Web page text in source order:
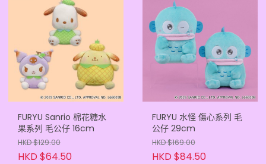
FURYU Sanrio 棉花糖水
果系列 毛公仔 16cm
HKD $129.00
HKD $64.50
FURYU 水怪 傷心系列 毛
公仔 29cm
HKD $169.00
HKD $84.50